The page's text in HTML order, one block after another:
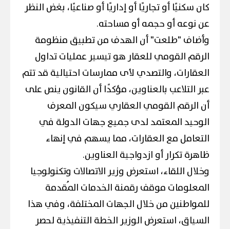
كان سكنيًا أو تجاريًا أو إداريًا أو صناعيًا، بغض النظر
عن نوعه أو حجمه أو مساحته.
وأضاف "طلعت" أن الهدف من تطبيق منظومة
الرقم القومي للعقار هو تيسير عمليات تداول
العقارات، والتصدي لأى ممارسات احتيالية قد تتم
عبر التلاعب بالعناوين، مؤكدًا أن القانون ينص على
أن الرقم القومي العقاري سيكون المعرف
الوحيد المعتمد لدى جميع جهات الدولة في
التعامل مع العقارات، مما يسهم في إنهاء
ظاهرة تكرار أو ازدواجية العناوين.
وخلال اللقاء، استعرض وزير الاتصالات وتكنولوجيا
المعلومات موقف رقمنة الخدمات المُقدمة
للمواطنين من خلال الجهات المختلفة، وفي هذا
السياق، استعرض الوزير الخطة التنفيذية لحصر